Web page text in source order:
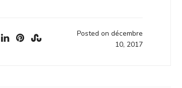
Posted on décembre
10, 2017